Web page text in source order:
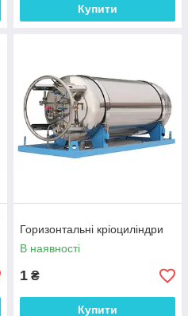
Купити
Горизонтальні кріоциліндри
В наявності
1 ₴
Купити